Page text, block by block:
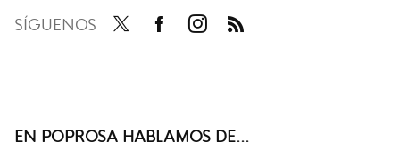
SÍGUENOS
EN POPROSA HABLAMOS DE...